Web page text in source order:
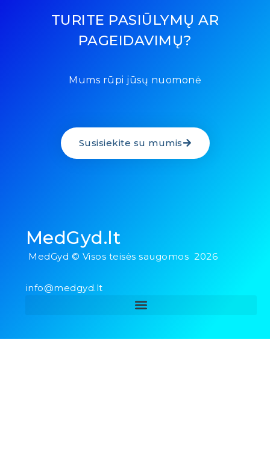
TURITE PASIŪLYMŲ AR
PAGEIDAVIMŲ?
Mums rūpi jūsų nuomonė
Susisiekite su mumis
MedGyd.lt
MedGyd © Visos teisės saugomos 2026
info@medgyd.lt